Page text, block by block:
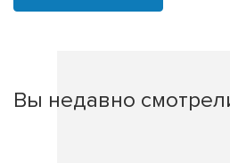
Вы недавно